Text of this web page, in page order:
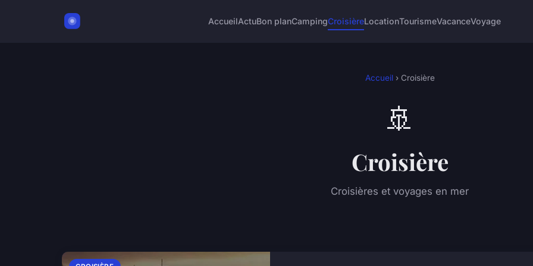
AccueilActuBon planCampingCroisièreLocationTourismeVacanceVoyage
Accueil› Croisière
🚢
Croisière
Croisières et voyages en mer